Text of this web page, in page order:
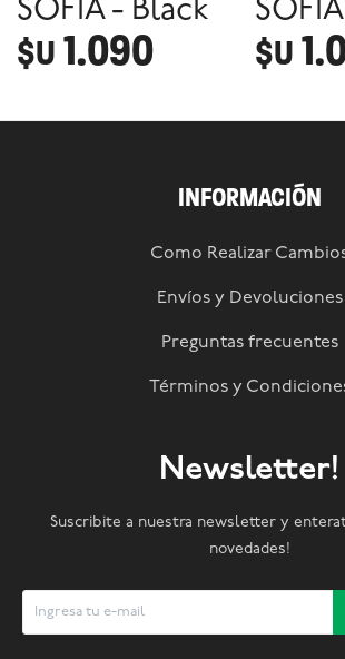
SOFIA - Black
$U 1.090 $U
INFORMACIÓN
Como Realizar
Envíos y Devoluciones
Preguntas frecuentes
Términos y
Newsletter!
Suscribite a nuestra newsletter y
novedades!